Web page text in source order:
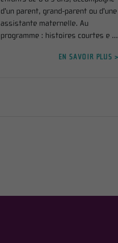
d'un parent, grand-parent ou d'une
assistante maternelle. Au
programme : histoires courtes e ...
EN SAVOIR PLUS >